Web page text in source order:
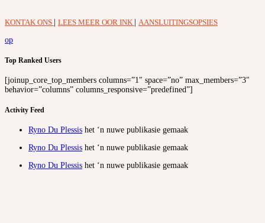
KONTAK ONS LEES MEER OOR INK
AANSLUITINGSOPSIES
op
Top Ranked Users
[joinup_core_top_members columns=”1″ space=”no” max_members=”3″
behavior=”columns” columns_responsive=”predefined”]
Activity Feed
Ryno Du Plessis het ‘n nuwe publikasie gemaak
Ryno Du Plessis het ‘n nuwe publikasie gemaak
Ryno Du Plessis het ‘n nuwe publikasie gemaak